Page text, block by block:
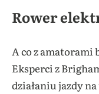
Rower
A co z amatorami
Eksperci z
działaniu jazdy